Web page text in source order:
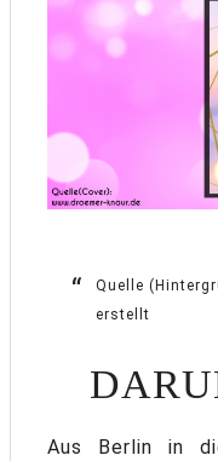
Quelle
erstellt
Aus Berlin in